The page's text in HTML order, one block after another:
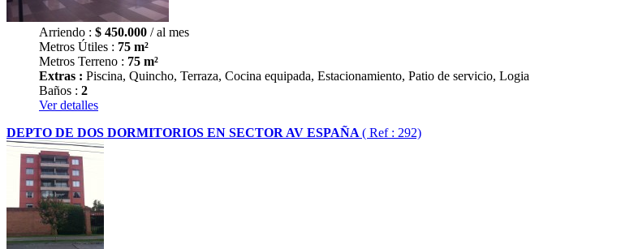
Arriendo : $ 450.000 / al mes
Metros Útiles : 75 m²
Metros Terreno : 75 m²
Extras : Piscina, Quincho, Terraza, Cocina equipada, Estacionamiento, Patio de servicio, Logia
Baños : 2
Ver detalles
DEPTO DE DOS DORMITORIOS EN SECTOR AV ESPAÑA ( Ref : 292)